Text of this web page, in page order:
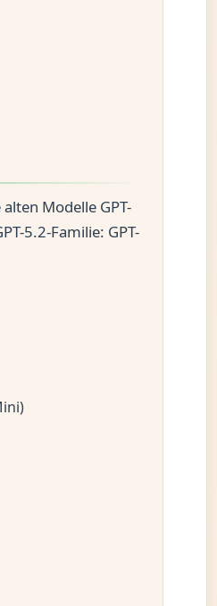
Modelle GPT-
5.2-Familie: GPT-